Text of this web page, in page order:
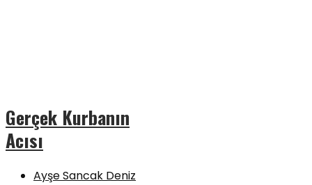
Gerçek Kurbanın
Acısı
Ayşe Sancak Deniz